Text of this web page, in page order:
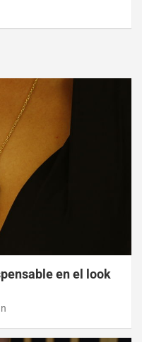
en el look